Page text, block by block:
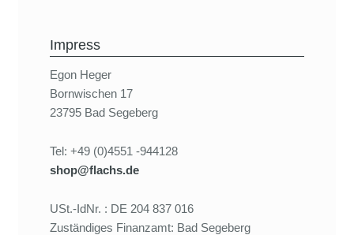
Impress
Egon Heger
Bornwischen 17
23795 Bad Segeberg
Tel: +49 (0)4551 -944128
shop@flachs.de
USt.-IdNr. : DE 204 837 016
Zuständiges Finanzamt: Bad Segeberg